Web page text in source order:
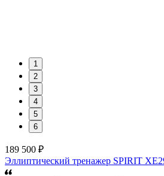
1
2
3
4
5
6
189 500 ₽
Эллиптический тренажер SPIRIT